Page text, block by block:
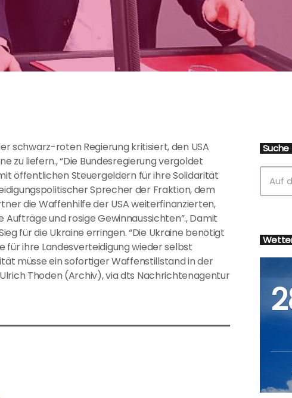
schwarz-roten Regierung kritisiert, den USA
zu liefern., “Die Bundesregierung vergoldet
öffentlichen Steuergeldern für ihre Solidarität
Sprecher der Fraktion, dem
die Waffenhilfe der USA weiterfinanzierten,
und rosige Gewinnaussichten”., Damit
für die Ukraine erringen. “Die Ukraine benötigt
für ihre Landesverteidigung wieder selbst
müsse ein sofortiger Waffenstillstand in der
Thoden (Archiv), via dts Nachrichtenagentur
Suche